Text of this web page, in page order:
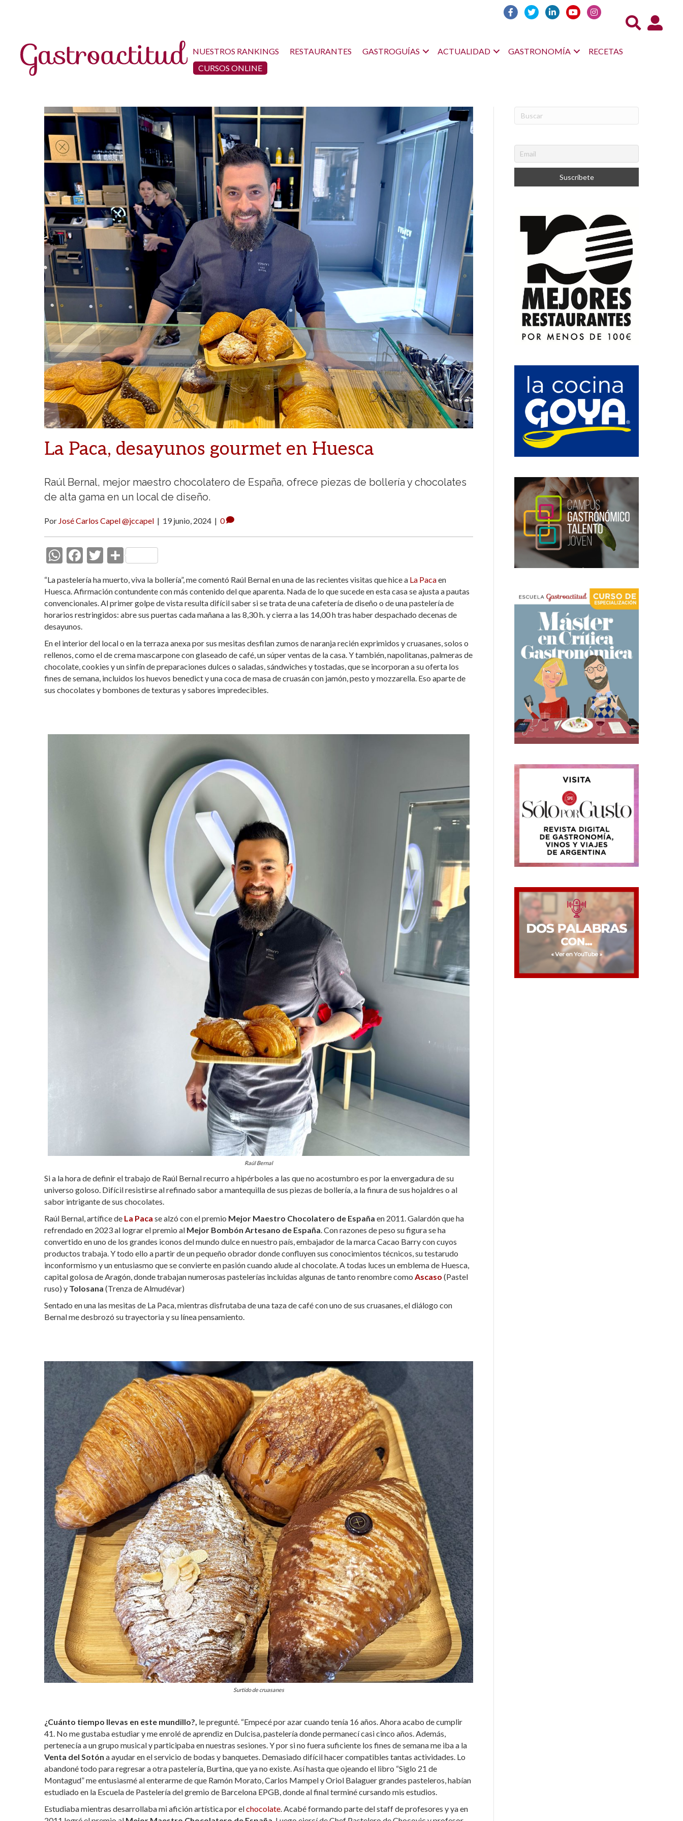
Acceso
NUESTROS RANKINGS RESTAURANTES GASTROGUÍAS ACTUALIDAD GASTRONOMÍA
RECETAS
CURSOS ONLINE
La Paca, desayunos gourmet en Huesca
Raúl Bernal, mejor maestro chocolatero de España, ofrece piezas de bollería y chocolates
de alta gama en un local de diseño.
Por José Carlos Capel @jccapel | 19 junio, 2024 | 0
W
at
s
A
p
p
F
e
b
o
k
T
itt
er
C
m
p
ar
r
“La pastelería ha muerto, viva la bollería”, me comentó Raúl Bernal en una de las recientes visitas que hice a La Pacaen
Huesca. Afirmación contundente con más contenido del que aparenta. Nada de lo que sucede en esta casa se ajusta a pautas
convencionales. Al primer golpe de vista resulta difícil saber si se trata de una cafetería de diseño o de una pastelería de
horarios restringidos: abre sus puertas cada mañana a las 8,30 h. y cierra a las 14,00 h tras haber despachado decenas de
desayunos.
En el interior del local o en la terraza anexa por sus mesitas desfilan zumos de naranja recién exprimidos y cruasanes, solos o
rellenos, como el de crema mascarpone con glaseado de café, un súper ventas de la casa. Y también, napolitanas, palmeras de
chocolate, cookies y un sinfín de preparaciones dulces o saladas, sándwiches y tostadas, que se incorporan a su oferta los
fines de semana, incluidos los huevos benedict y una coca de masa de cruasán con jamón, pesto y mozzarella. Eso aparte de
sus chocolates y bombones de texturas y sabores impredecibles.
Raúl Bernal
Si a la hora de definir el trabajo de Raúl Bernal recurro a hipérboles a las que no acostumbro es por la envergadura de su
universo goloso. Difícil resistirse al refinado sabor a mantequilla de sus piezas de bollería, a la finura de sus hojaldres o al
sabor intrigante de sus chocolates.
Raúl Bernal, artífice de La Paca se alzó con el premio Mejor Maestro Chocolatero de España en 2011. Galardón que ha
refrendado en 2023 al lograr el premio al Mejor Bombón Artesano de España . Con razones de peso su figura se ha
convertido en uno de los grandes iconos del mundo dulce en nuestro país, embajador de la marca Cacao Barry con cuyos
productos trabaja. Y todo ello a partir deun pequeño obrador donde confluyen sus conocimientos técnicos, su testarudo
inconformismo y un entusiasmo que se convierte en pasión cuando alude al chocolate. A todas luces un emblema de Huesca,
capital golosa de Aragón, donde trabajan numerosas pastelerías incluidas algunas de tanto renombre como Ascaso (Pastel
ruso) y Tolosana (Trenza de Almudévar)
Sentado en una las mesitas de La Paca, mientras disfrutaba de una taza de café con uno de sus cruasanes, el diálogo con
Bernal me desbrozó su trayectoria y su línea pensamiento.
Surtido de cruasanes
¿Cuánto tiempo llevas en este mundillo?, le pregunté. “Empecé por azar cuando tenía 16 años. Ahora acabo de cumplir
41. No me gustaba estudiar y me enrolé de aprendiz en Dulcisa, pastelería donde permanecí casi cinco años. Además,
pertenecía a un grupo musical y participaba en nuestras sesiones. Y por si no fuera suficiente los fines de semana me iba a la
Venta del Sotón a ayudar en el servicio de bodas y banquetes. Demasiado difícil hacer compatibles tantas actividades. Lo
abandoné todo para regresar a otra pastelería, Burtina, que ya no existe. Así hasta que ojeando el libro “Siglo 21 de
Montagud” me entusiasmé al enterarme de que Ramón Morato, Carlos Mampel y Oriol Balaguer grandes pasteleros, habían
estudiado en la Escuela de Pastelería del gremio de Barcelona EPGB , donde al final terminé cursando mis estudios.
Estudiaba mientras desarrollaba mi afición artística por elchocolate . Acabé formando parte del staff de profesores y ya en